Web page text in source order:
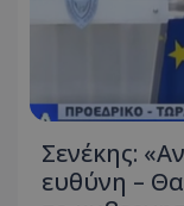
Σενέκης:
ευθύνη –